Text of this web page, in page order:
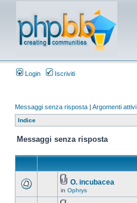
Login Iscriviti
Messaggi senza risposta | Argomenti attivi
Indice
Messaggi senza risposta
O. incubacea
in Ophrys